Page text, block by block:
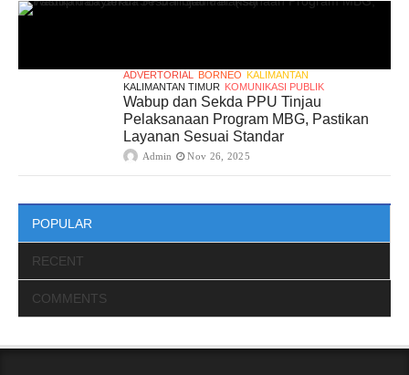
ADVERTORIAL BORNEO KALIMANTAN
KALIMANTAN TIMUR KOMUNIKASI PUBLIK
Wabup dan Sekda PPU Tinjau
Pelaksanaan Program MBG, Pastikan
Layanan Sesuai Standar
Admin Nov 26, 2025
POPULAR
RECENT
COMMENTS